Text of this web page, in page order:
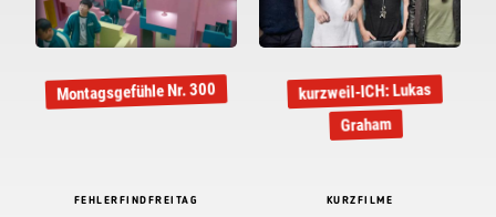
Montagsgefühle Nr. 300 kurzweil-ICH: Lukas
Graham
FEHLERFINDFREITAG KURZFILME